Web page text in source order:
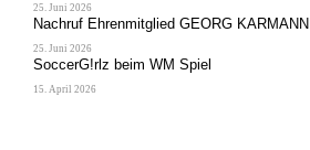
25. Juni 2026
Nachruf Ehrenmitglied GEORG KARMANN
25. Juni 2026
SoccerG!rlz beim WM Spiel
15. April 2026